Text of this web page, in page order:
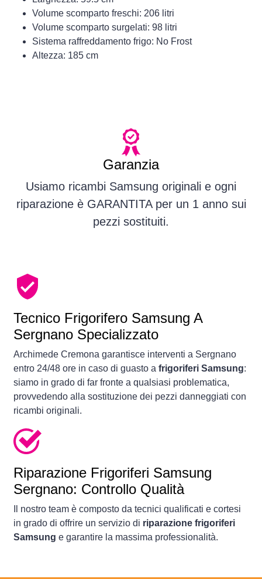
Volume scomparto freschi: 206 litri
Volume scomparto surgelati: 98 litri
Sistema raffreddamento frigo: No Frost
Altezza: 185 cm
Garanzia
Usiamo ricambi Samsung originali e ogni
riparazione è GARANTITA per un 1 anno sui
pezzi sostituiti.
Tecnico Frigorifero Samsung A
Sergnano Specializzato
Archimede Cremona garantisce interventi a Sergnano
entro 24/48 ore in caso di guasto a frigoriferi Samsung:
siamo in grado di far fronte a qualsiasi problematica,
provvedendo alla sostituzione dei pezzi danneggiati con
ricambi originali.
Riparazione Frigoriferi Samsung
Sergnano: Controllo Qualità
Il nostro team è composto da tecnici qualificati e cortesi
in grado di offrire un servizio di riparazione frigoriferi
Samsung e garantire la massima professionalità.